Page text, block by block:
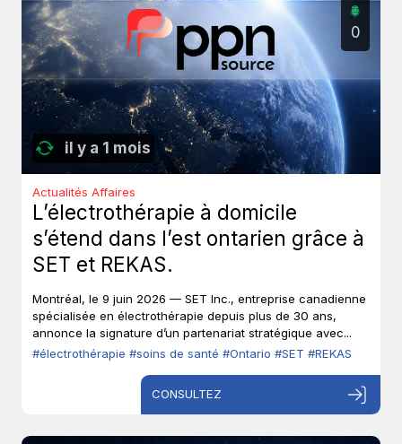
il y a 1 mois
0
Actualités Affaires
L’électrothérapie à domicile
s’étend dans l’est ontarien grâce à
SET et REKAS.
Montréal, le 9 juin 2026 — SET Inc., entreprise canadienne
spécialisée en électrothérapie depuis plus de 30 ans,
annonce la signature d’un partenariat stratégique avec...
#électrothérapie #soins de santé #Ontario #SET #REKAS
CONSULTEZ